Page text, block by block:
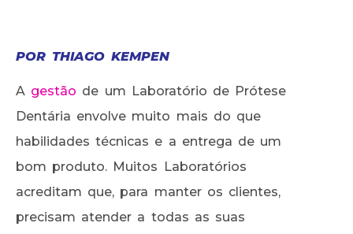
POR THIAGO KEMPEN
A gestão de um Laboratório de Prótese
Dentária envolve muito mais do que
habilidades técnicas e a entrega de um
bom produto. Muitos Laboratórios
acreditam que, para manter os clientes,
precisam atender a todas as suas